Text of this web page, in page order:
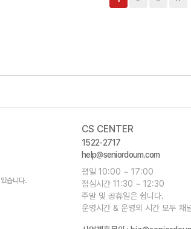
습니다.
CS CENTER
1522-2717
help@seniordoum.com
평일 10:00 ~ 17:00
점심시간 11:30 ~ 12:30
주말 및 공휴일은 쉽니다.
운영시간 & 운영외 시간 모두 채